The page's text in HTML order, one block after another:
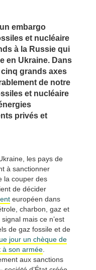
embargo
et nucléaire
à la Russie qui
en Ukraine. Dans
grands axes
de notre
et nucléaire
privés et
les pays de
à sanctionner
la couper des
de décider
européen dans
charbon, gaz et
mais ce n’est
de gaz fossile et de
jour un chèque de
à son armée
aux sanctions